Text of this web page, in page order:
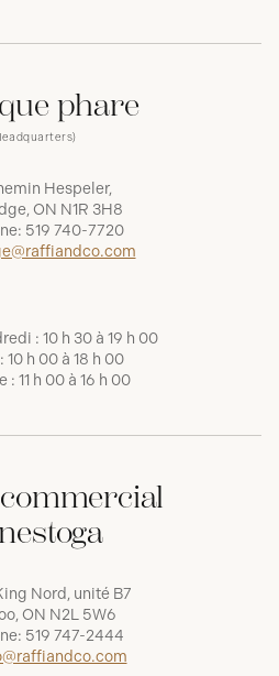
phare
Hespeler,
ON N1R 3H8
519 740-7720
: 10 h 30 à 19 h 00
10 h 00 à 18 h 00
: 11 h 00 à 16 h 00
Nord, unité B7
ON N2L 5W6
519 747-2444